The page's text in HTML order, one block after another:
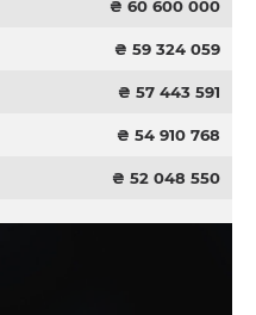
₴ 60 600 000
₴ 59 324 059
₴ 57 443 591
₴ 54 910 768
₴ 52 048 550